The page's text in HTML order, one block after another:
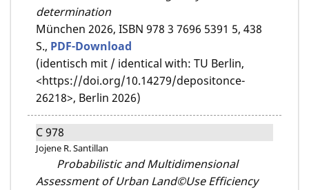
determination
München 2026, ISBN 978 3 7696 5391 5, 438
S., PDF-Download
(identisch mit / identical with: TU Berlin,
<https://doi.org/10.14279/depositonce-
26218>, Berlin 2026)
C 978
Jojene R. Santillan
Probabilistic and Multidimensional
Assessment of Urban Land©Use Efficiency